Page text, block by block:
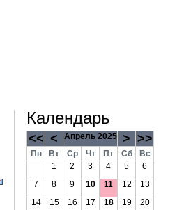
Календарь
<< < Апрель 2025 > >>
Пн Вт Ср Чт Пт Сб
Вс
1
2 3 4 5
6
7
8 9 10 11 12
13
14
15 16 17 18 19
20